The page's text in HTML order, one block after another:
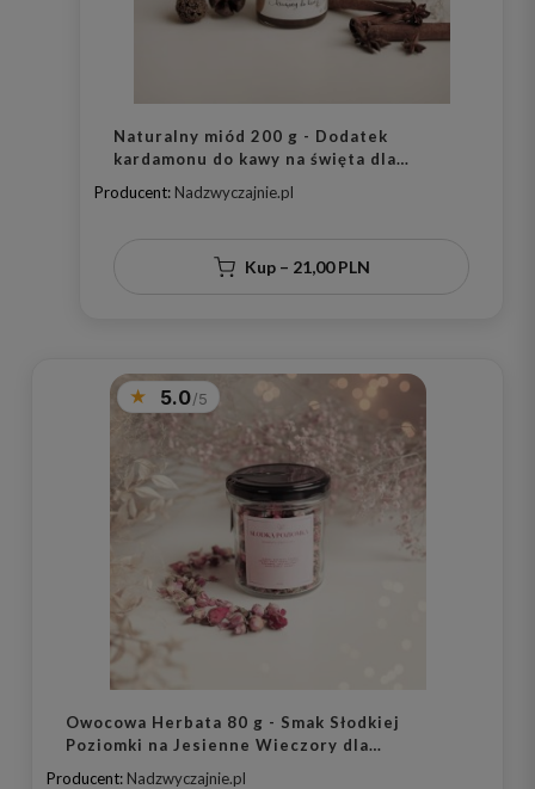
Naturalny miód 200 g - Dodatek
kardamonu do kawy na święta dla
miłośników kawy
Producent: Nadzwyczajnie.pl
Kup – 21,00 PLN
5.0
Owocowa Herbata 80 g - Smak Słodkiej
Poziomki na Jesienne Wieczory dla
Miłośników Herbat
Producent: Nadzwyczajnie.pl